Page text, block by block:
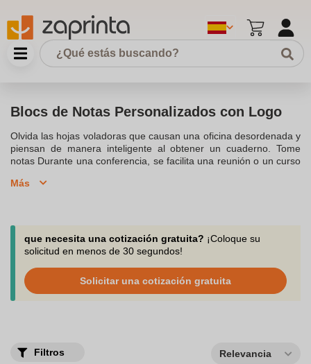
Blocs de Notas Personalizados con Logo
Olvida las hojas voladoras que causan una oficina desordenada y
piensan de manera inteligente al obtener un cuaderno. Tome
notas Durante una conferencia, se facilita una reunión o un curso
No elija ningún modelo y descubra nuestra selección de
pequeñas cantidades de 10 productos. Nuestro equipo lo
acompaña por teléfono, gato y correo electrónico a
support@zaprinta.com. Aproveche las tarifas atractivas para
Más
que necesita una cotización gratuita? ¡Coloque su
solicitud en menos de 30 segundos!
Solicitar una cotización gratuita
Filtros Relevancia